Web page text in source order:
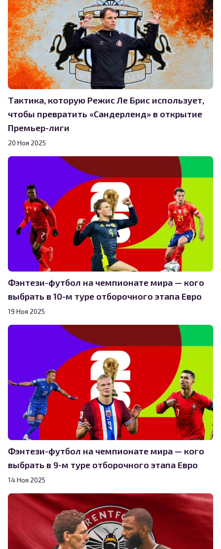
Тактика, которую Режис Ле Брис использует,
чтобы превратить «Сандерленд» в открытие
Премьер-лиги
20 Ноя 2025
Фэнтези-футбол на чемпионате мира — кого
выбрать в 10-м туре отборочного этапа Евро
19 Ноя 2025
Фэнтези-футбол на чемпионате мира — кого
выбрать в 9-м туре отборочного этапа Евро
14 Ноя 2025